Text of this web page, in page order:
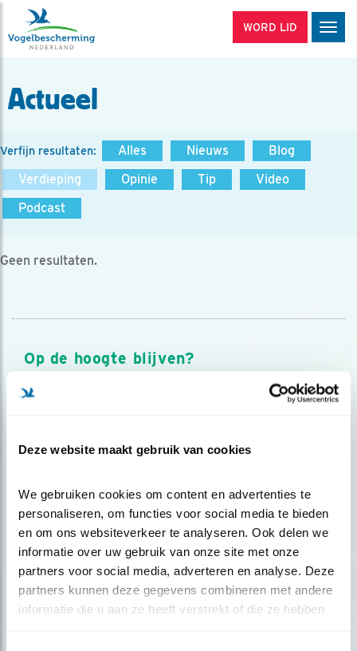
Deze website maakt gebruik van cookies
We gebruiken cookies om content en advertenties te
personaliseren, om functies voor social media te bieden
en om ons websiteverkeer te analyseren. Ook delen we
informatie over uw gebruik van onze site met onze
partners voor social media, adverteren en analyse. Deze
partners kunnen deze gegevens combineren met andere
informatie die u aan ze heeft verstrekt of die ze hebben
WORD LID
Actueel
Verfijn resultaten: Alles Nieuws
Blog
Verdieping
Opinie Tip
Video
Podcast
Geen resultaten.
Op de hoogte blijven?
Meld je aan en ontvang nieuws, inspiratie, acties en tips
over vogels en activiteiten van Vogelbescherming.